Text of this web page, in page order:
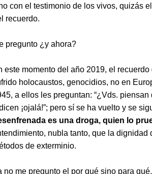
con el testimonio de los vivos, quizás
recuerdo.
pregunto ¿y ahora?
este momento del año 2019, el
holocaustos, genocidios, no en
a ellos les preguntan: “¿Vds.
¡ojalá!”; pero sí se ha vuelto y se
es una droga, quien lo
nubla tanto, que la
de exterminio.
no me pregunto el por qué sino para